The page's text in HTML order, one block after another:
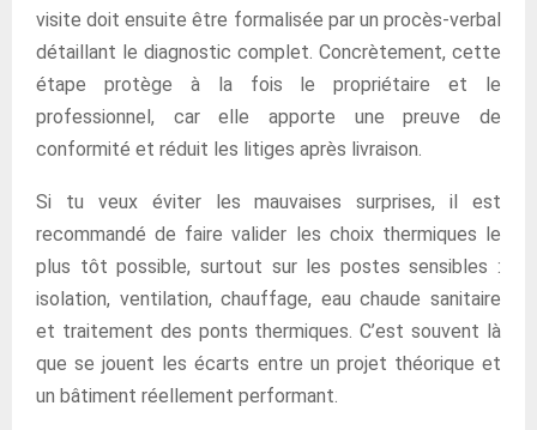
visite doit ensuite être formalisée par un procès-verbal
détaillant le diagnostic complet. Concrètement, cette
étape protège à la fois le propriétaire et le
professionnel, car elle apporte une preuve de
conformité et réduit les litiges après livraison.
Si tu veux éviter les mauvaises surprises, il est
recommandé de faire valider les choix thermiques le
plus tôt possible, surtout sur les postes sensibles :
isolation, ventilation, chauffage, eau chaude sanitaire
et traitement des ponts thermiques. C’est souvent là
que se jouent les écarts entre un projet théorique et
un bâtiment réellement performant.